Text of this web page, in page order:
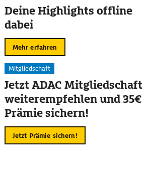
Deine Highlights offline
dabei
Mehr erfahren
Mitgliedschaft
Jetzt ADAC Mitgliedschaft
weiterempfehlen und 35€
Prämie sichern!
Jetzt Prämie sichern!